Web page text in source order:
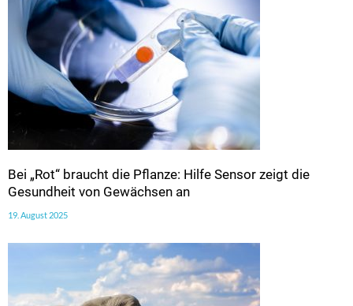
Bei „Rot“ braucht die Pflanze: Hilfe Sensor zeigt die
Gesundheit von Gewächsen an
19. August 2025